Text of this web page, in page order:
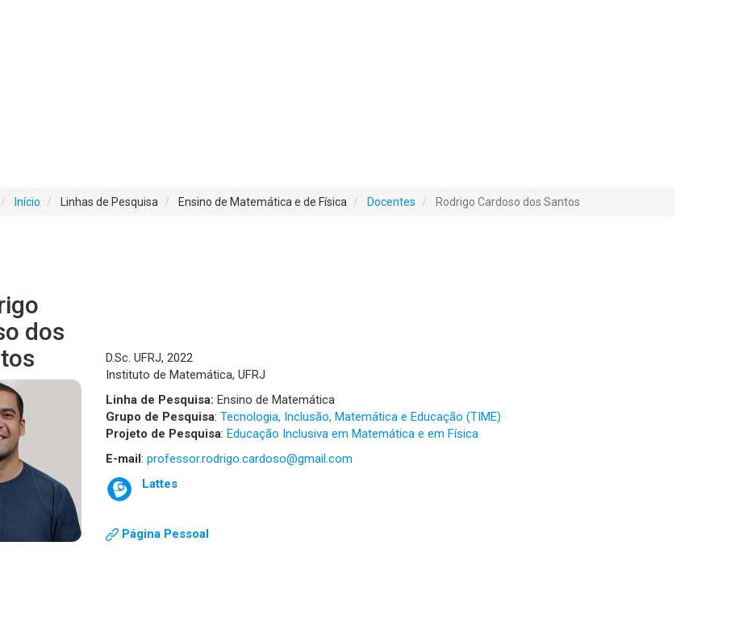
Início Linhas de Pesquisa Ensino de Matemática e de Física Docentes Rodrigo Cardoso dos Santos
dos
D.Sc. UFRJ, 2022
Instituto de Matemática, UFRJ
Linha de Pesquisa: Ensino de Matemática
Grupo de Pesquisa: Tecnologia, Inclusão, Matemática e Educação (TIME)
Projeto de Pesquisa: Educação Inclusiva em Matemática e em Física
E-mail : professor.rodrigo.cardoso@gmail.com
Lattes
Página Pessoal